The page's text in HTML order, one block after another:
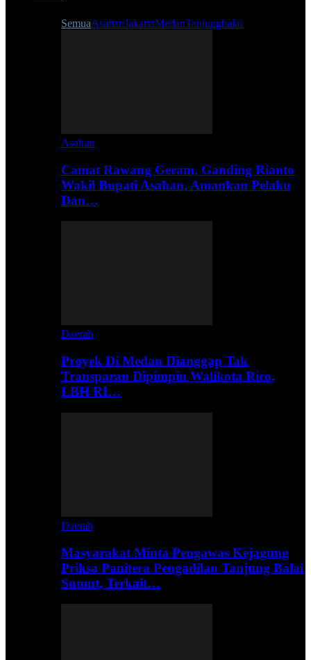
SemuaAsahanJakartaMedanTanjungbalai
Asahan
Camat Rawang Geram, Ganding Rianto
Wakil Bupati Asahan, Amankan Pelaku
Dan…
Daerah
Proyek Di Medan Dianggap Tak
Transparan Dipimpin Walikota Rico,
LBH RI…
Daerah
Masyarakat Minta Pengawas Kejagung
Priksa Panitera Pengadilan Tanjung Balai
Sumut, Terkait…